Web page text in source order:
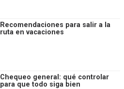
Recomendaciones para salir a la
ruta en vacaciones
Chequeo general: qué controlar
para que todo siga bien